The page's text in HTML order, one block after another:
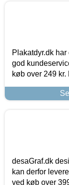
Plakatdyr.dk
god
køb over 249
desaGraf.dk
kan derfor
ved køb over